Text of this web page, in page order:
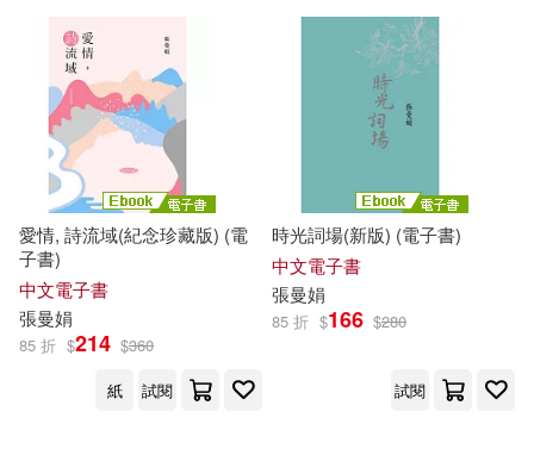
愛情, 詩流域(紀念珍藏版) (電
子書)
中文電子書
張曼娟
85 折 $214 $360
紙
試閱
時光詞場(新版) (電子書)
中文電子書
張曼娟
85 折 $166 $280
試閱